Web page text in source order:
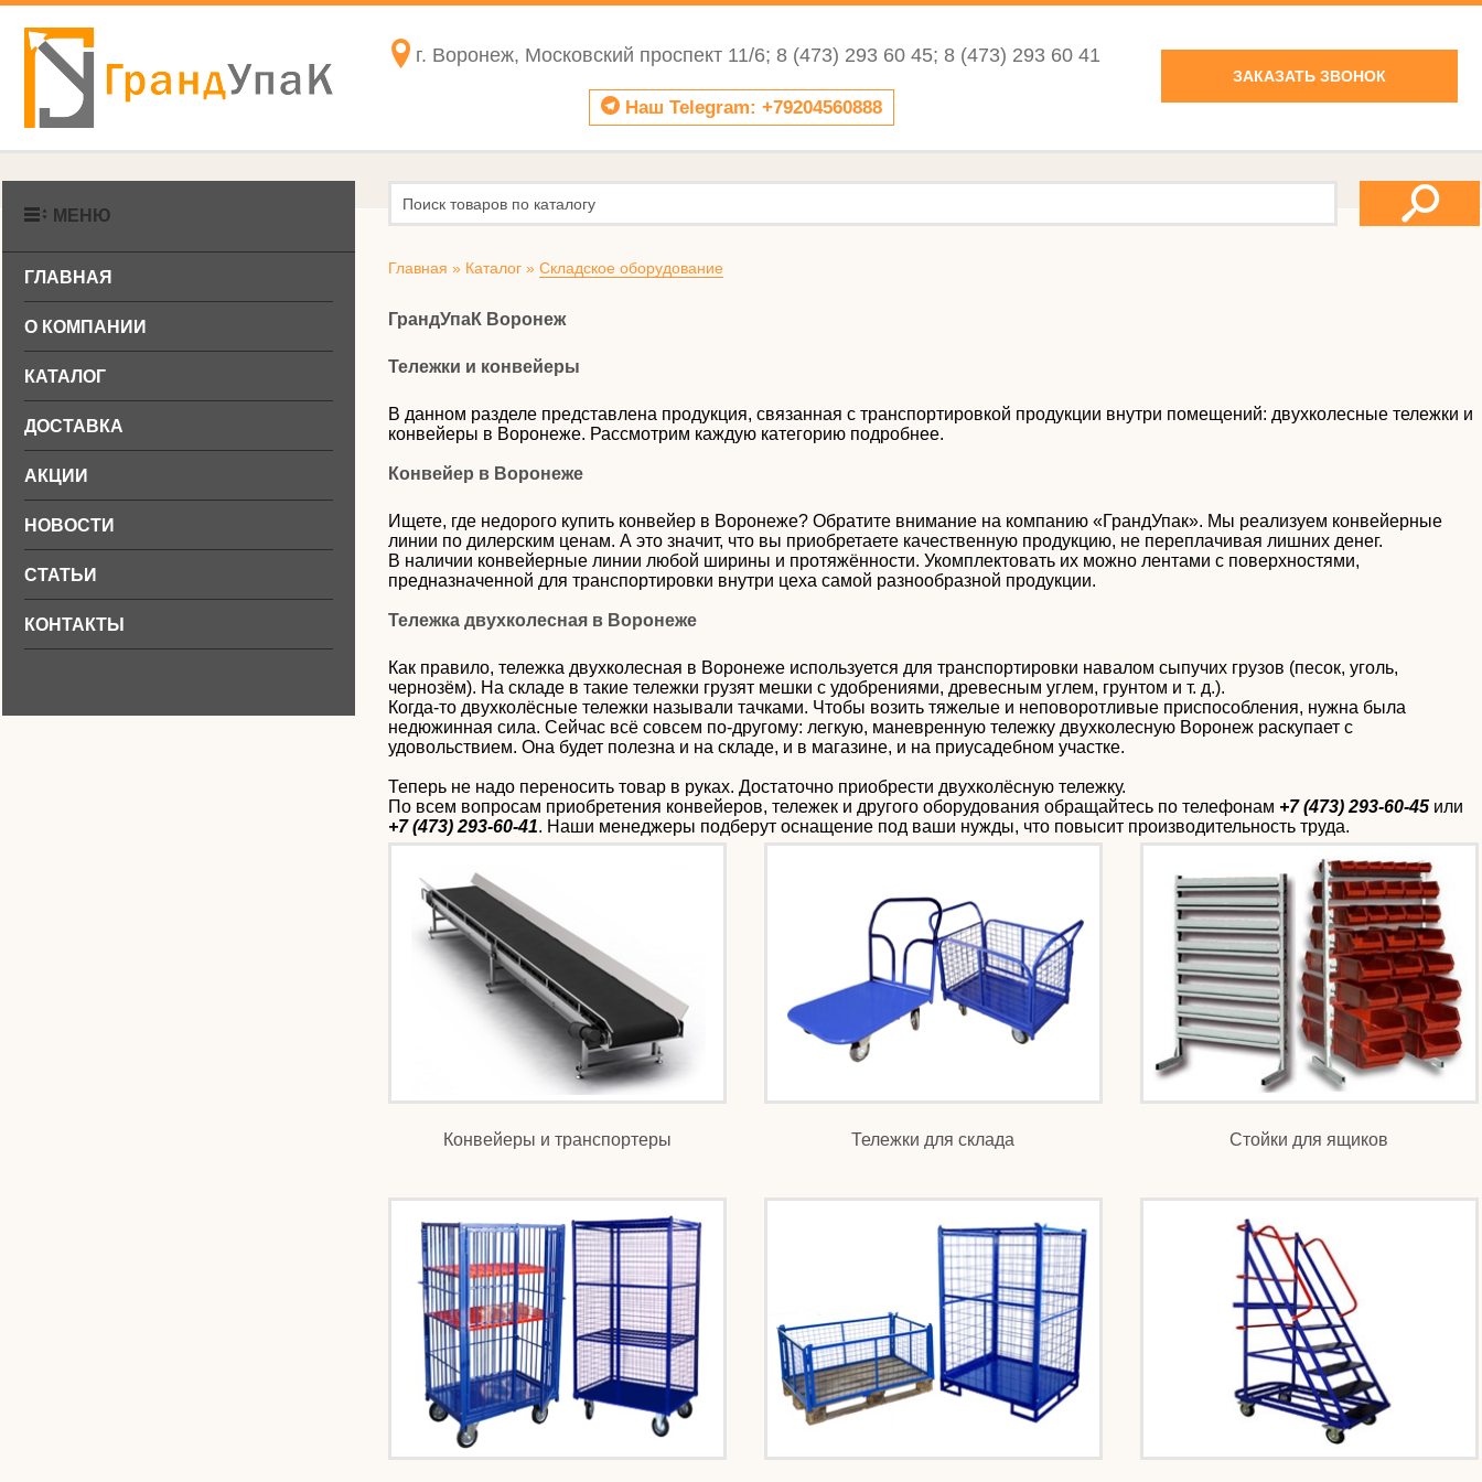
г. Воронеж, Московский проспект 11/6; 8 (473) 293 60 45; 8 (473) 293 60 41
Наш Telegram: +79204560888
ЗАКАЗАТЬ ЗВОНОК
МЕНЮ
ГЛАВНАЯ
О КОМПАНИИ
КАТАЛОГ
ДОСТАВКА
АКЦИИ
НОВОСТИ
СТАТЬИ
КОНТАКТЫ
Главная » Каталог» Складское оборудование
ГрандУпаК Воронеж
Тележки и конвейеры
В данном разделе представлена продукция, связанная с транспортировкой продукции внутри помещений: двухколесные тележки и
конвейеры в Воронеже. Рассмотрим каждую категорию подробнее.
Конвейер в Воронеже
Ищете, где недорого купить конвейер в Воронеже? Обратите внимание на компанию «ГрандУпак». Мы реализуем конвейерные
линии по дилерским ценам. А это значит, что вы приобретаете качественную продукцию, не переплачивая лишних денег.
В наличии конвейерные линии любой ширины и протяжённости. Укомплектовать их можно лентами с поверхностями,
предназначенной для транспортировки внутри цеха самой разнообразной продукции.
Тележка двухколесная в Воронеже
Как правило, тележка двухколесная в Воронеже используется для транспортировки навалом сыпучих грузов (песок, уголь,
чернозём). На складе в такие тележки грузят мешки с удобрениями, древесным углем, грунтом и т. д.).
Когда-то двухколёсные тележки называли тачками. Чтобы возить тяжелые и неповоротливые приспособления, нужна была
недюжинная сила. Сейчас всё совсем по-другому: легкую, маневренную тележку двухколесную Воронеж раскупает с
удовольствием. Она будет полезна и на складе, и в магазине, и на приусадебном участке.
Теперь не надо переносить товар в руках. Достаточно приобрести двухколёсную тележку.
По всем вопросам приобретения конвейеров, тележек и другого оборудования обращайтесь по телефонам +7 (473) 293-60-45или
+7 (473) 293-60-41. Наши менеджеры подберут оснащение под ваши нужды, что повысит производительность труда.
Конвейеры и транспортеры Тележки для склада Стойки для ящиков